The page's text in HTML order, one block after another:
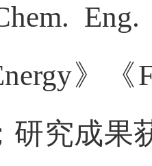
》
研究成果